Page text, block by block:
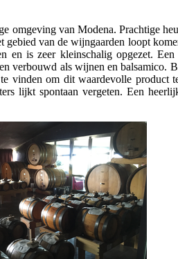
omgeving van Modena. Prachtige
van de wijngaarden loopt
is zeer kleinschalig opgezet. Een
verbouwd als wijnen en balsamico.
vinden om dit waardevolle product
lijkt spontaan vergeten. Een